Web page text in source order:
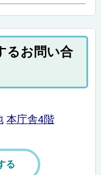
るお問い合
本庁舎4階
る